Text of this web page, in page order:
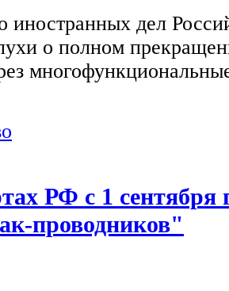
иностранных дел
о полном
РФ с 1 сентября
проводников"